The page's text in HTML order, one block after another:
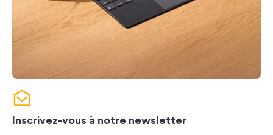
Inscrivez-vous à notre newsletter